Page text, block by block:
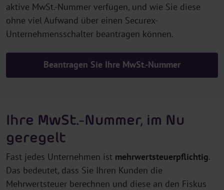
aktive MwSt.-Nummer verfügen, und wie Sie diese
ohne viel Aufwand über einen Securex-
Unternehmensschalter beantragen können.
Beantragen Sie Ihre MwSt.-Nummer
Ihre MwSt.-Nummer, im Nu
geregelt
Fast jedes Unternehmen ist mehrwertsteuerpflichtig.
Das bedeutet, dass Sie Ihren Kunden die
Mehrwertsteuer berechnen und diese an den Fiskus